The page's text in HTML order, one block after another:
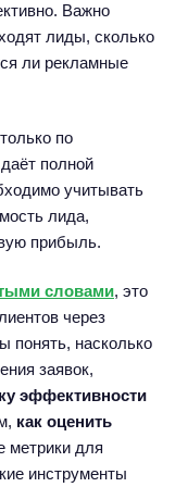
Важно
лиды, сколько
ли рекламные
по
полной
учитывать
лида,
прибыль.
словами, это
через
понять, насколько
заявок,
эффективности
как оценить
метрики для
инструменты